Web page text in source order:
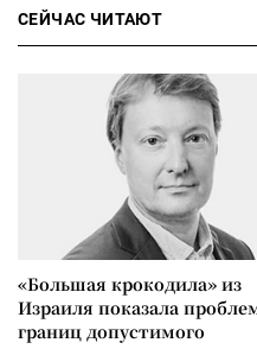
СЕЙЧАС ЧИТАЮТ
«Большая крокодила» из
Израиля показала
границ допустимого